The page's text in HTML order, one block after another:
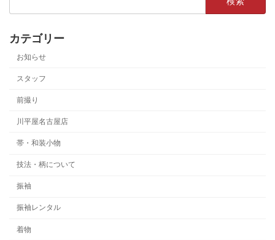
カテゴリー
お知らせ
スタッフ
前撮り
川平屋名古屋店
帯・和装小物
技法・柄について
振袖
振袖レンタル
着物